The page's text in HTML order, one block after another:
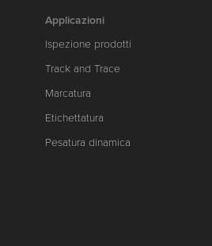
Applicazioni
Ispezione prodotti
Track and Trace
Marcatura
Etichettatura
Pesatura dinamica